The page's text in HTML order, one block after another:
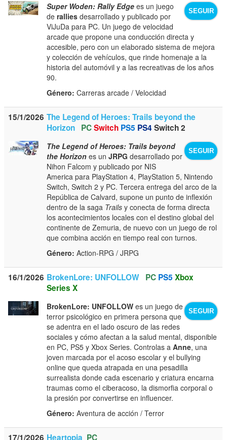
SEGUIR
Super Woden: Rally Edge es un juego
derallies desarrollado y publicado por
ViJuDa para PC. Un juego de velocidad
arcade que propone una conducción directa y
accesible, pero con un elaborado sistema de mejora
y colección de vehículos, que rinde homenaje a la
historia del automóvil y a las recreativas de los años
90.
Género: Carreras arcade / Velocidad
15/1/2026 The Legend of Heroes: Trails beyond the
Horizon PCSwitch PS5 PS4 Switch 2
SEGUIR
The Legend of Heroes: Trails beyond
the Horizon es unJRPG desarrollado por
Nihon Falcom y publicado por NIS
America para PlayStation 4, PlayStation 5, Nintendo
Switch, Switch 2 y PC. Tercera entrega del arco de la
República de Calvard, supone un punto de inflexión
dentro de la saga Trails y conecta de forma directa
los acontecimientos locales con el destino global del
continente de Zemuria, de nuevo con un juego de rol
que combina acción en tiempo real con turnos.
Género: Action-RPG / JRPG
16/1/2026 BrokenLore: UNFOLLOW PC PS5 Xbox
Series X
SEGUIR
BrokenLore: UNFOLLOW es un juego de
terror psicológico en primera persona que
se adentra en el lado oscuro de las redes
sociales y cómo afectan a la salud mental, disponible
en PC, PS5 y Xbox Series. Controlas aAnne, una
joven marcada por el acoso escolar y el bullying
online que queda atrapada en una pesadilla
surrealista donde cada escenario y criatura encarna
traumas como el ciberacoso, la dismorfia corporal o
la presión por convertirse en influencer.
Género: Aventura de acción / Terror
17/1/2026 Heartopia PC